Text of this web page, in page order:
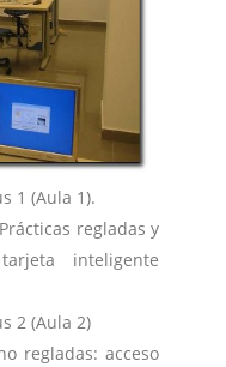
1 (Aula 1).
regladas y
inteligente
2 (Aula 2)
regladas: acceso